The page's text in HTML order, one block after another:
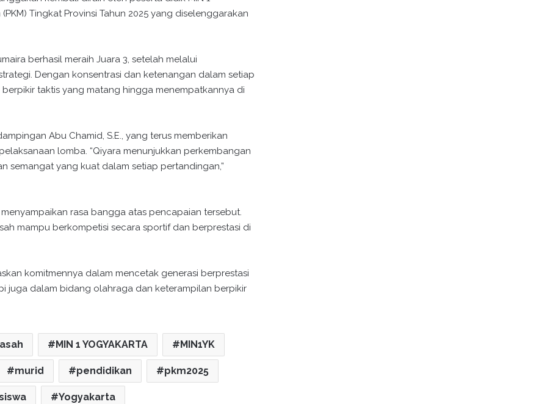
Tingkat Provinsi Tahun 2025 yang diselenggarakan
berhasil meraih Juara 3, setelah melalui
Dengan konsentrasi dan ketenangan dalam setiap
taktis yang matang hingga menempatkannya di
Abu Chamid, S.E., yang terus memberikan
lomba. “Qiyara menunjukkan perkembangan
semangat yang kuat dalam setiap pertandingan,”
menyampaikan rasa bangga atas pencapaian tersebut.
mampu berkompetisi secara sportif dan berprestasi di
komitmennya dalam mencetak generasi berprestasi
juga dalam bidang olahraga dan keterampilan berpikir
MIN 1 YOGYAKARTA MIN1YK
murid pendidikan pkm2025
Yogyakarta